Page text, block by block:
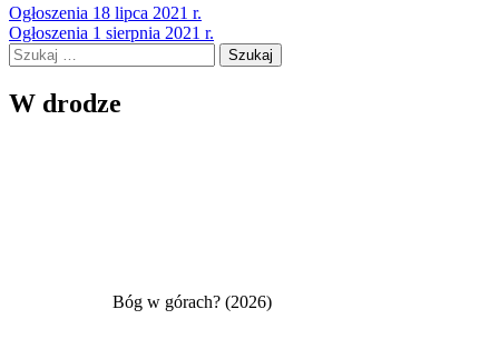
Nawigacja
wpisu
Ogłoszenia 18 lipca 2021 r.
Ogłoszenia 1 sierpnia 2021 r.
Szukaj:
W drodze
Bóg w górach? (2026)